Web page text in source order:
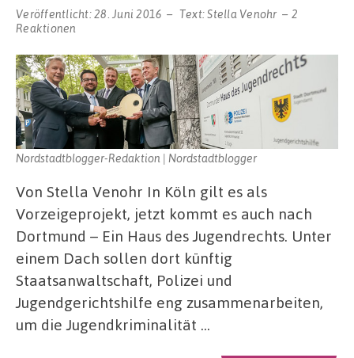
Veröffentlicht:28. Juni 2016 Text:Stella Venohr
2
Reaktionen
Nordstadtblogger-Redaktion | Nordstadtblogger
Von Stella Venohr In Köln gilt es als
Vorzeigeprojekt, jetzt kommt es auch nach
Dortmund – Ein Haus des Jugendrechts. Unter
einem Dach sollen dort künftig
Staatsanwaltschaft, Polizei und
Jugendgerichtshilfe eng zusammenarbeiten,
um die Jugendkriminalität …